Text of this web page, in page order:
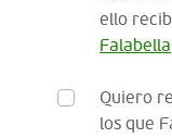
ello
Falabella
Quiero
los que